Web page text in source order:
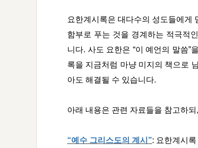
요한계시록은 대다수의 성도들에게
함부로 푸는 것을 경계하는 적극적
니다. 사도 요한은 “이 예언의 말씀”
록을 지금처럼 마냥 미지의 책으로
아도 해결될 수 있습니다.
아래 내용은 관련 자료들을 참고하
“예수 그리스도의 계시”: 요한계시